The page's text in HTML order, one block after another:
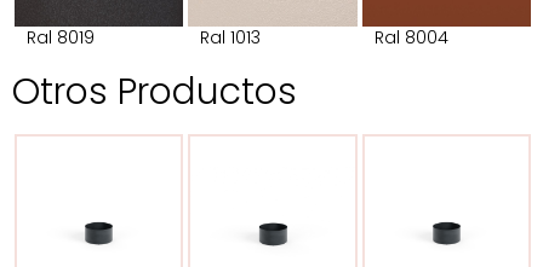
Ral 8019 Ral 1013 Ral 8004
Otros Productos